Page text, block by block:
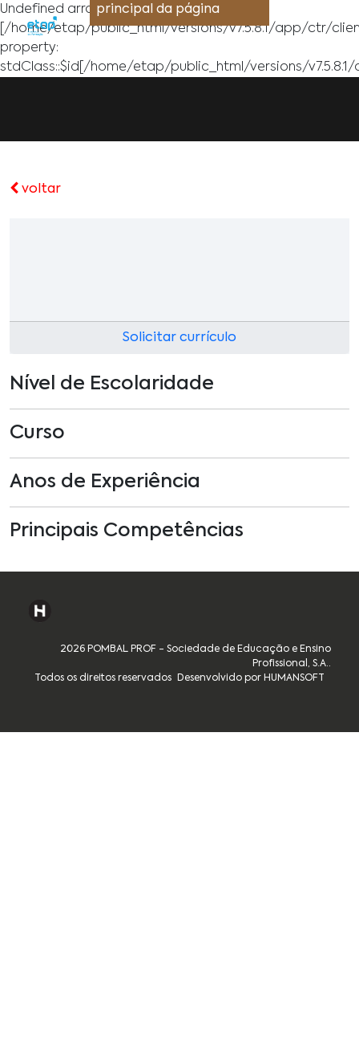
Undefined array key ""
[/home/etap/public_html/versions/v7.5.8.1/app/ctr/
property:
stdClass::$id[/home/etap/public_html/versions/
principal da página
voltar
Solicitar currículo
Nível de Escolaridade
Curso
Anos de Experiência
Principais Competências
2026 POMBAL PROF - Sociedade de Educação e Ensino
Profissional, S.A..
Todos os direitos reservados
Desenvolvido por HUMANSOFT